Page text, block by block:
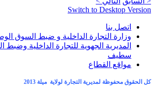
Switch to Desktop Version
اتصل بنا
وزارة التجارة الداخلية و ضبط السوق
المديرية الجهوية للتجارة الداخلية وضبط
سطيف
مواقع القطاع
كل الحقوق محفوظة لمديرية التجارة لولاية ميلة 2013